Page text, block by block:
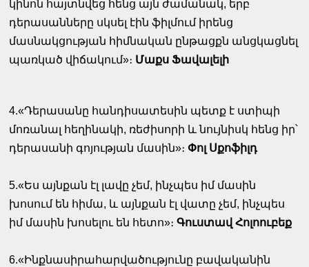
կինոն հայտնվեց հենց այն ժամանակ, երբ
դերասանները սկսել էին ֆիլմում իրենց
մասնակցության հիմնական ընթացքն անցկացնել
պառկած վիճակում»։ Մաքս Ֆավալելի
4.«Դերասանը հանդիսատեսին պետք է ստիպի
մոռանալ հեղինակի, ռեժիսորի և նույնիսկ հենց իր՝
դերասանի գոյության մասին»։ Փոլ Սքոֆիլդ
5.«Ես այնքան էլ լավը չեմ, ինչպես իմ մասին
խոսում են հիմա, և այնքան էլ վատը չեմ, ինչպես
իմ մասին խոսելու են հետո»։Գուստավ Հոլոուբեք
6.«Ինքնասիրահարվածությունը բավականին